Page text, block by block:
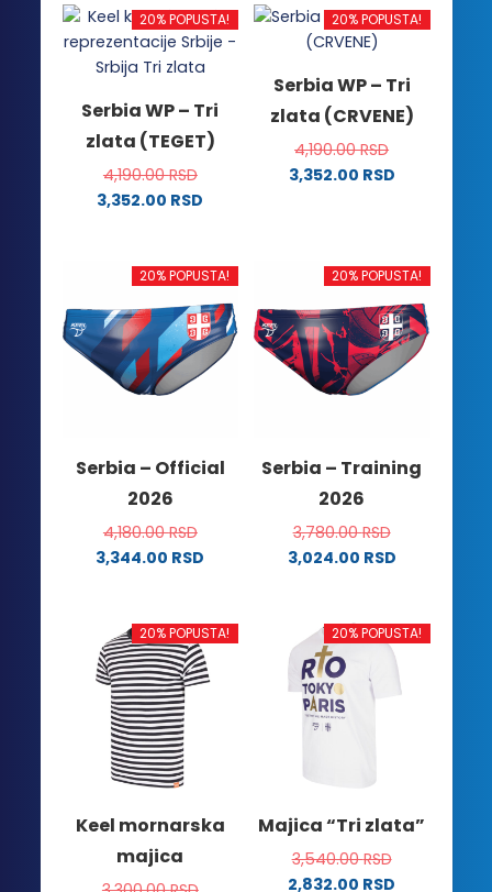
20% POPUSTA!
Serbia WP – Tri
zlata (TEGET)
4,190.00RSD
3,352.00 RSD
ima
varijanti.
Opcije
mogu
biti
stranici
proizvoda.
20% POPUSTA!
Serbia WP – Tri
zlata (CRVENE)
4,190.00RSD
3,352.00 RSD
više
varijanti.
Opcije
mogu
biti
izabrane
proizvoda.
20% POPUSTA!
Serbia – Official
2026
4,180.00RSD
3,344.00 RSD
ima
više
varijanti.
Opcije
mogu
biti
izabrane
stranici
proizvoda.
20% POPUSTA!
Serbia – Training
2026
3,780.00RSD
3,024.00 RSD
ima
više
varijanti.
Opcije
izabrane
stranici
proizvoda.
20% POPUSTA!
Keel mornarska
majica
20% POPUSTA!
Majica “Tri zlata”
3,540.00RSD
2,832.00 RSD